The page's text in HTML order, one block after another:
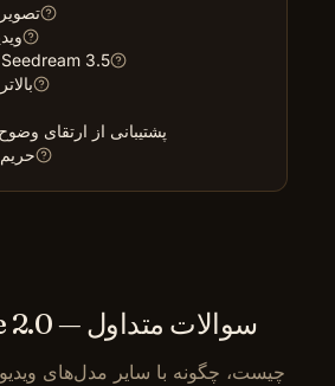
تولید نامحدود با Seedream 3.5
پشتیبانی از ارتقای
Seedance 2.0 — سوالات متداول